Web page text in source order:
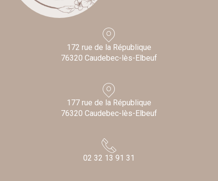
172 rue de la République
76320 Caudebec-lès-Elbeuf
177 rue de la République
76320 Caudebec-lès-Elbeuf
02 32 13 91 31